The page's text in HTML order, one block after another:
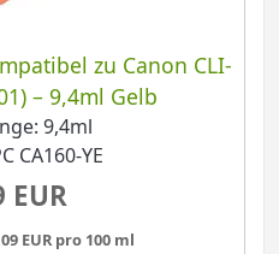
zu Canon CLI-
– 9,4ml Gelb
9,4ml
CA160-YE
EUR
EUR pro 100 ml